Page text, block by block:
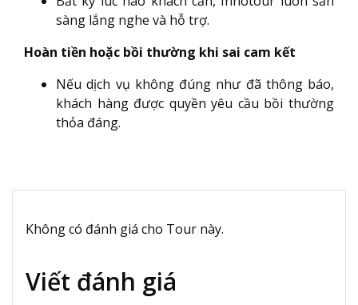
sàng lắng nghe và hỗ trợ.
Hoàn tiền hoặc bồi thường khi sai cam kết
Nếu dịch vụ không đúng như đã thông báo,
khách hàng được quyền yêu cầu bồi thường
thỏa đáng.
Không có đánh giá cho Tour này.
Viết đánh giá